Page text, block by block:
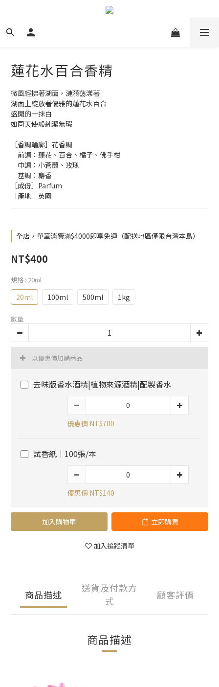
蓮花水百合香精
微風輕拂著湖面，漣漪荡漾著
湖面上綻放著優雅的蓮花水百合
盛開的一抹白
如同天使般純潔無瑕
［香調輪廓］花香調
前調：蓮花、百合、橘子、佛手柑
中調：小蒼蘭、玫瑰
基調：麝香
［成份］Parfum
［產地］英國
全店，單筆消費滿$4000即享免運（配送地區僅限台灣本島）
NT$400
規格 : 20ml
20ml 100ml 500ml 1kg
數量
以優惠價加購商品
去味版香水酒精|植物來源酒精|配製香水
優惠價 NT$700
試香紙｜100張/本
優惠價 NT$140
加入購物車 立即購買
加入追蹤清單
商品描述
送貨及付款方
式
顧客評價
商品描述